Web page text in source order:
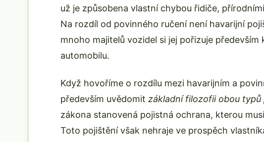
už je způsobena vlastní chybou řidiče,
Na rozdíl od povinného ručení není havarijní
mnoho majitelů vozidel si jej pořizuje
automobilu.
Když hovoříme o rozdílu mezi havarijním a
především uvědomit základní filozofii obou typů
zákona stanovená pojistná ochrana, kterou
Toto pojištění však nehraje ve prospěch